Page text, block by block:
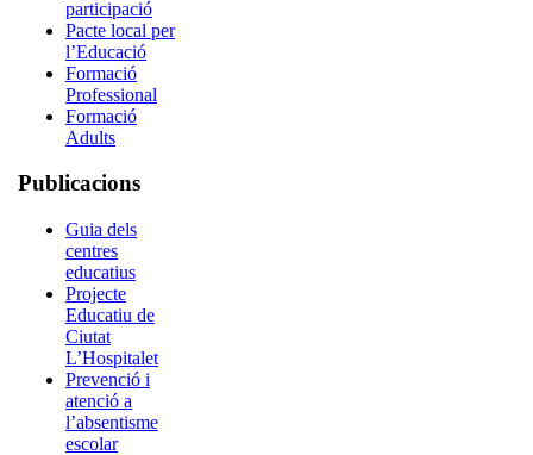
participació
Pacte local per
l’Educació
Formació
Professional
Formació
Adults
Publicacions
Guia dels
centres
educatius
Projecte
Educatiu de
Ciutat
L’Hospitalet
Prevenció i
atenció a
l’absentisme
escolar